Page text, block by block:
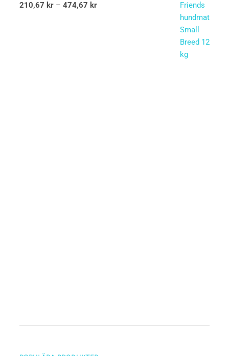
210,67 kr – 474,67 kr